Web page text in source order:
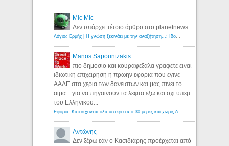
Mic Mic
Δεν υπάρχει τέτοιο άρθρο στο planetnews
Λόγιος Ερμής | Η γνώση ξεκινάει με την αναζήτηση...: Ιδού οι 18 που χρωστούν 11 δις ευρώ!
Manos Sapountzakis
πιο δημοσιο και κουραφεξαλα γραφετε ειναι
ιδιωτικη επιχειρηση η πρωην εφορια που εγινε
ΑΑΔΕ στα χερια των δανειστων και μας πινει το
αιμα... για να πηγαινουν τα λεφτα εξω και οχι υπερ
του Ελληνικου...
Εφορία: Κατάσχονται όλα ύστερα από 30 μέρες και χωρίς δικαστικές αποφάσεις - Λόγιος Ερμής
Αντώνης
Δεν ξέρω εάν ο Κασιδιάρης προέρχεται από